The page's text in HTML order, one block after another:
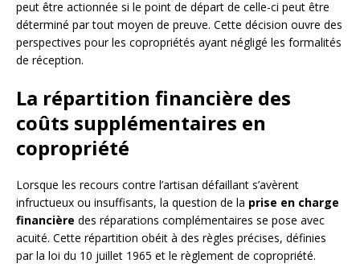
peut être actionnée si le point de départ de celle-ci peut être
déterminé par tout moyen de preuve. Cette décision ouvre des
perspectives pour les copropriétés ayant négligé les formalités
de réception.
La répartition financière des
coûts supplémentaires en
copropriété
Lorsque les recours contre l’artisan défaillant s’avèrent
infructueux ou insuffisants, la question de la prise en charge
financière des réparations complémentaires se pose avec
acuité. Cette répartition obéit à des règles précises, définies
par la loi du 10 juillet 1965 et le règlement de copropriété.